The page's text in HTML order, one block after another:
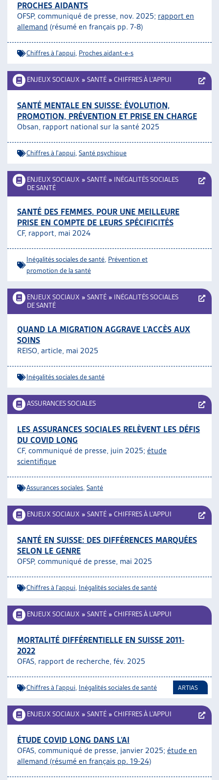
PROCHES AIDANTS
OFSP, communiqué de presse, nov. 2025; rapport en
allemand (résumé en français pp. 7-8)
Chiffres à l'appui Proches aidant-e-s
ENJEUX SOCIAUX » SANTÉ » CHIFFRES À L’APPUI
SANTÉ MENTALE EN SUISSE: ÉVOLUTION,
PROMOTION, PRÉVENTION ET PRISE EN CHARGE
Obsan, rapport national sur la santé 2025
Chiffres à l'appui Santé psychique
ENJEUX SOCIAUX » SANTÉ » INÉGALITÉS SOCIALES
DE SANTÉ
SANTÉ DES FEMMES. POUR UNE MEILLEURE
PRISE EN COMPTE DE LEURS SPÉCIFICITÉS
CF, rapport, mai 2024
Inégalités sociales de santé Prévention et
promotion de la santé
ENJEUX SOCIAUX » SANTÉ » INÉGALITÉS SOCIALES
DE SANTÉ
QUAND LA MIGRATION AGGRAVE L’ACCÈS AUX
SOINS
REISO, article, mai 2025
Inégalités sociales de santé
ASSURANCES SOCIALES
LES ASSURANCES SOCIALES RELÈVENT LES DÉFIS
DU COVID LONG
CF, communiqué de presse, juin 2025; étude
scientifique
Assurances sociales Santé
ENJEUX SOCIAUX » SANTÉ » CHIFFRES À L’APPUI
SANTÉ EN SUISSE: DES DIFFÉRENCES MARQUÉES
SELON LE GENRE
OFSP, communiqué de presse, mai 2025
Chiffres à l'appui Inégalités sociales de santé
ENJEUX SOCIAUX » SANTÉ » CHIFFRES À L’APPUI
MORTALITÉ DIFFÉRENTIELLE EN SUISSE 2011-
2022
OFAS, rapport de recherche, fév. 2025
Chiffres à l'appui Inégalités sociales de santé ARTIAS
ENJEUX SOCIAUX » SANTÉ » CHIFFRES À L’APPUI
ÉTUDE COVID LONG DANS L’AI
OFAS, communiqué de presse, janvier 2025; étude en
allemand (résumé en français pp. 19-24)